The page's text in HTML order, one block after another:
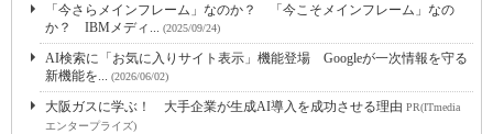
「今さらメインフレーム」なのか？ 「今こそメインフレーム」なの
か？ IBMメディ...
(2025/09/24)
AI検索に「お気に入りサイト表示」機能登場 Googleが一次情報を守る
新機能を...
(2026/06/02)
大阪ガスに学ぶ！ 大手企業が生成AI導入を成功させる理由 PR(ITmedia
エンタープライズ)